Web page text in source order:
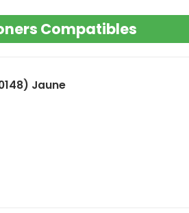
Compatibles
Jaune